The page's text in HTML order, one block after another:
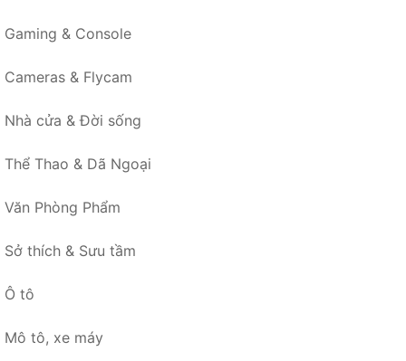
Gaming & Console
Cameras & Flycam
Nhà cửa & Đời sống
Thể Thao & Dã Ngoại
Văn Phòng Phẩm
Sở thích & Sưu tầm
Ô tô
Mô tô, xe máy